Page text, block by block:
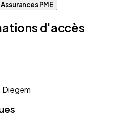
Assurances PME
d'accès
Diegem